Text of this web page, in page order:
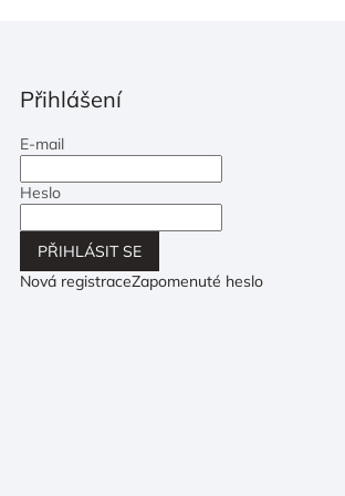
Přihlášení
E-mail
Heslo
PŘIHLÁSIT SE
Nová registraceZapomenuté heslo